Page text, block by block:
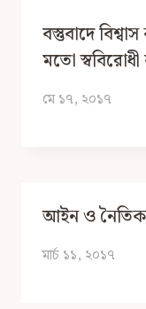
বস্তুবাদে
মতো স্ববিরোধী
মে ১৭, ২০১৭
আইন ও
মার্চ ১১, ২০১৭